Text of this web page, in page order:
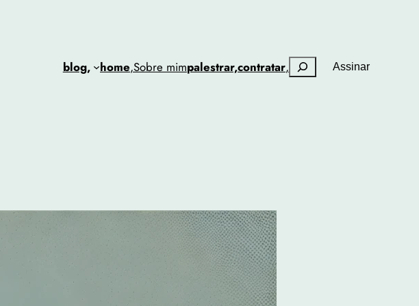
blog, home,Sobre mimpalestrar,contratar, PesquisarAssinar